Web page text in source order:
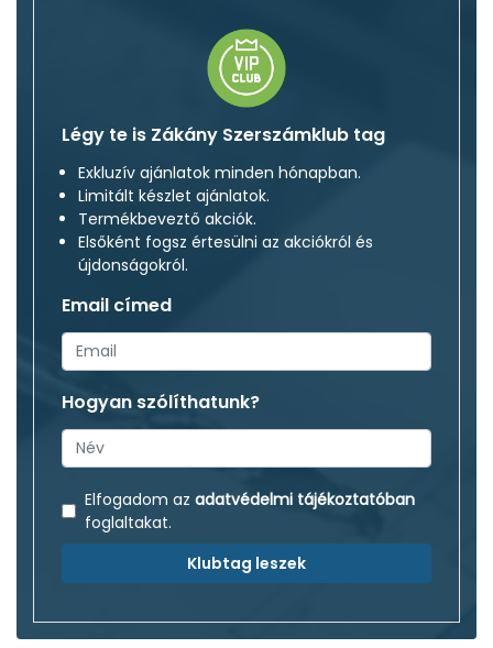
Légy te is Zákány Szerszámklub tag
Exkluzív ajánlatok minden hónapban.
Limitált készlet ajánlatok.
Termékbeveztő akciók.
Elsőként fogsz értesülni az akciókról és
újdonságokról.
Email címed
Hogyan szólíthatunk?
Elfogadom az adatvédelmi tájékoztatóban
foglaltakat.
Klubtag leszek